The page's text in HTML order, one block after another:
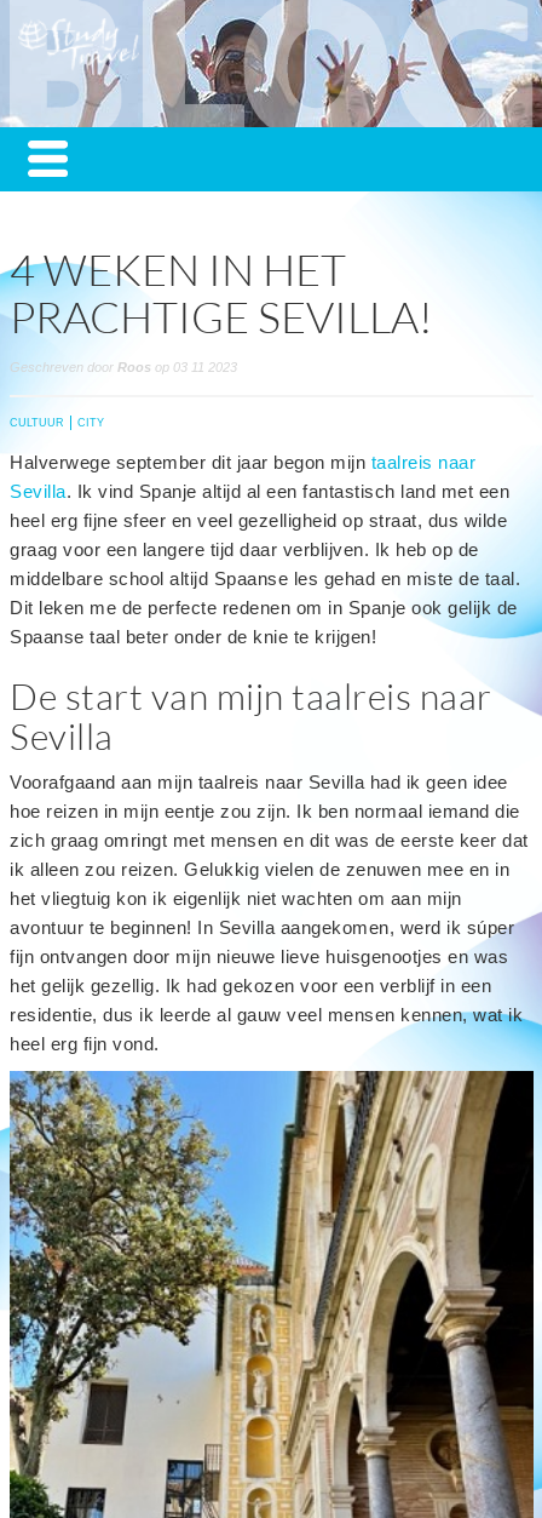
4 WEKEN IN HET
PRACHTIGE SEVILLA!
Geschreven door Roos op 03 11 2023
CULTUUR CITY
Halverwege september dit jaar begon mijn taalreis naar
Sevilla. Ik vind Spanje altijd al een fantastisch land met een
heel erg fijne sfeer en veel gezelligheid op straat, dus wilde
graag voor een langere tijd daar verblijven. Ik heb op de
middelbare school altijd Spaanse les gehad en miste de taal.
Dit leken me de perfecte redenen om in Spanje ook gelijk de
Spaanse taal beter onder de knie te krijgen!
De start van mijn taalreis naar
Sevilla
Voorafgaand aan mijn taalreis naar Sevilla had ik geen idee
hoe reizen in mijn eentje zou zijn. Ik ben normaal iemand die
zich graag omringt met mensen en dit was de eerste keer dat
ik alleen zou reizen. Gelukkig vielen de zenuwen mee en in
het vliegtuig kon ik eigenlijk niet wachten om aan mijn
avontuur te beginnen! In Sevilla aangekomen, werd ik súper
fijn ontvangen door mijn nieuwe lieve huisgenootjes en was
het gelijk gezellig. Ik had gekozen voor een verblijf in een
residentie, dus ik leerde al gauw veel mensen kennen, wat ik
heel erg fijn vond.